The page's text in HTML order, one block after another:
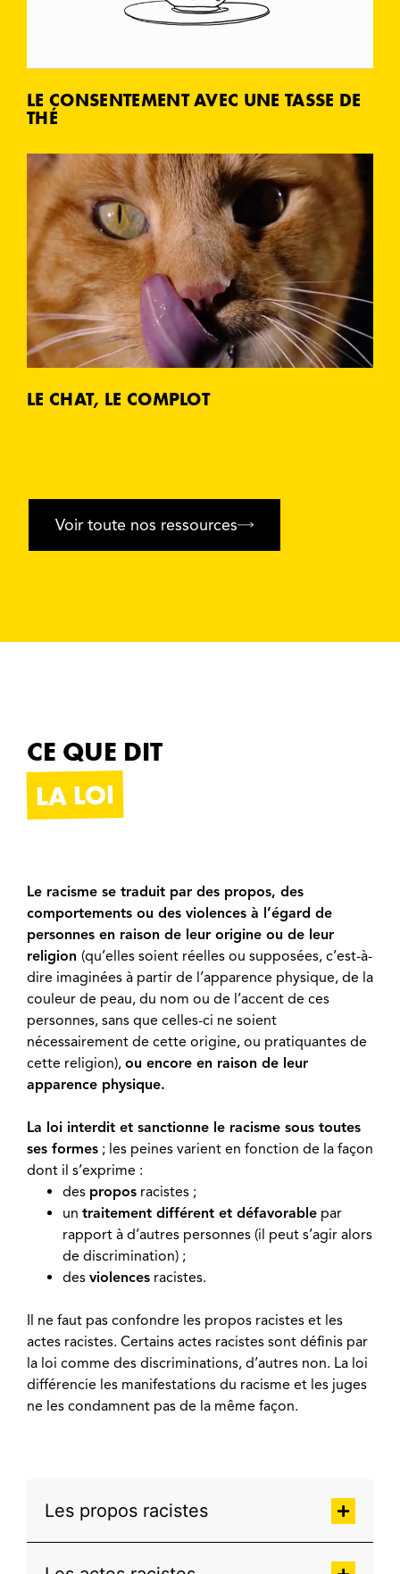
LE CONSENTEMENT AVEC UNE TASSE DE
THÉ
LE CHAT, LE COMPLOT
Voir toute nos ressources
CE QUE DIT
LA LOI
Le racisme se traduit par des propos, des
comportements ou des violences à l’égard de
personnes en raison de leur origine ou de leur
religion (qu’elles soient réelles ou supposées, c’est-à-
dire imaginées à partir de l’apparence physique, de la
couleur de peau, du nom ou de l’accent de ces
personnes, sans que celles-ci ne soient
nécessairement de cette origine, ou pratiquantes de
cette religion), ou encore en raison de leur
apparence physique.
La loi interdit et sanctionne le racisme sous toutes
ses formes ; les peines varient en fonction de la façon
dont il s’exprime :
des propos racistes ;
un traitement différent et défavorable par
rapport à d’autres personnes (il peut s’agir alors
de discrimination) ;
des violences racistes.
Il ne faut pas confondre les propos racistes et les
actes racistes. Certains actes racistes sont définis par
la loi comme des discriminations, d’autres non. La loi
différencie les manifestations du racisme et les juges
ne les condamnent pas de la même façon.
Les propos racistes